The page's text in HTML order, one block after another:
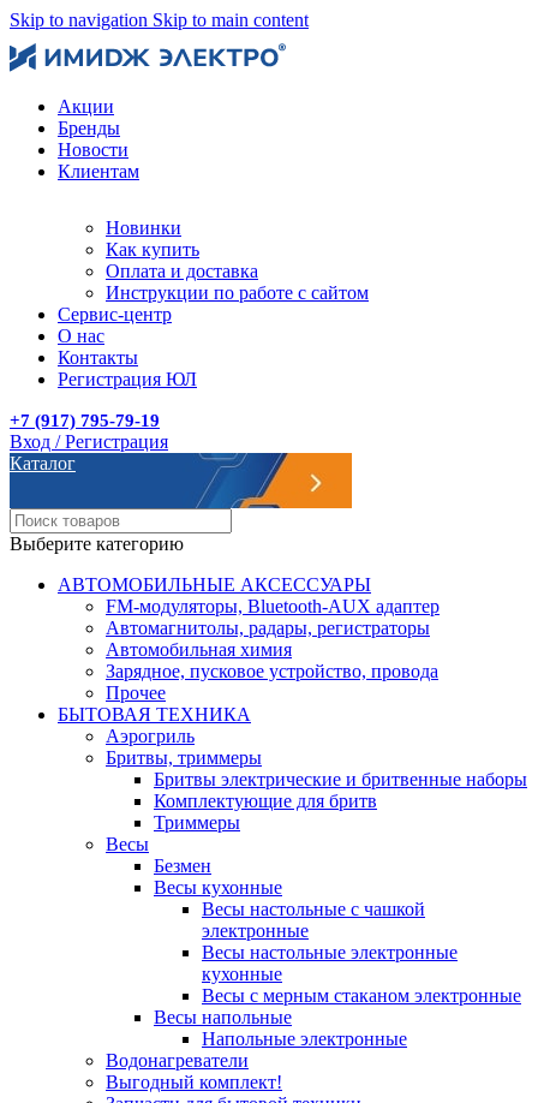
Skip to navigation Skip to main content
Акции
Бренды
Новости
Клиентам
Новинки
Как купить
Оплата и доставка
Инструкции по работе с сайтом
Сервис-центр
О нас
Контакты
Регистрация ЮЛ
+7 (917) 795-79-19
Вход / Регистрация
Каталог
Выберите категорию
АВТОМОБИЛЬНЫЕ АКСЕССУАРЫ
FM-модуляторы, Bluetooth-AUX адаптер
Автомагнитолы, радары, регистраторы
Автомобильная химия
Зарядное, пусковое устройство, провода
Прочее
БЫТОВАЯ ТЕХНИКА
Аэрогриль
Бритвы, триммеры
Бритвы электрические и бритвенные наборы
Комплектующие для бритв
Триммеры
Весы
Безмен
Весы кухонные
Весы настольные с чашкой
электронные
Весы настольные электронные
кухонные
Весы с мерным стаканом электронные
Весы напольные
Напольные электронные
Водонагреватели
Выгодный комплект!